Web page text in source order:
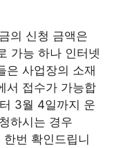
의 신청 금액은
가능 하나 인터넷
은 사업장의 소재
서 접수가 가능합
3월 4일까지 운
하시는 경우
번 확인드립니